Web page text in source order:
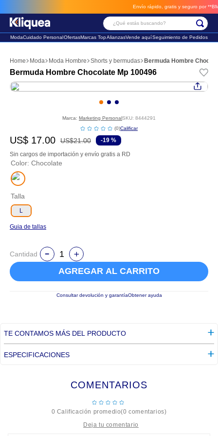
Envío rápido, gratis y seguro por **BM-
¿Qué estás buscando?
ModaCuidado PersonalOfertasMarcas TopAlianzasVende aquíSeguimiento de Pedidos
Moda Moda Hombre Shorts y bermudas Bermuda Hombre
Bermuda Hombre Chocolate Mp 100496
Marca: Marketing PersonalSKU: 8444291
☆☆☆☆☆
(0)
US$ 17.00 US$21.00 -19 %
Sin cargos de importación y envío gratis a RD
Color: Chocolate
Talla
L
Guia de tallas
Cantidad
AGREGAR AL CARRITO
Consultar devolución y garantíaObtener ayuda
TE CONTAMOS MÁS DEL PRODUCTO
ESPECIFICACIONES
COMENTARIOS
☆☆☆☆
☆
0 Calificación promedio(0 comentarios)
2. sandalia